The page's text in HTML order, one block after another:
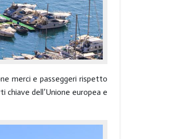
merci e passeggeri rispetto
chiave dell’Unione europea e